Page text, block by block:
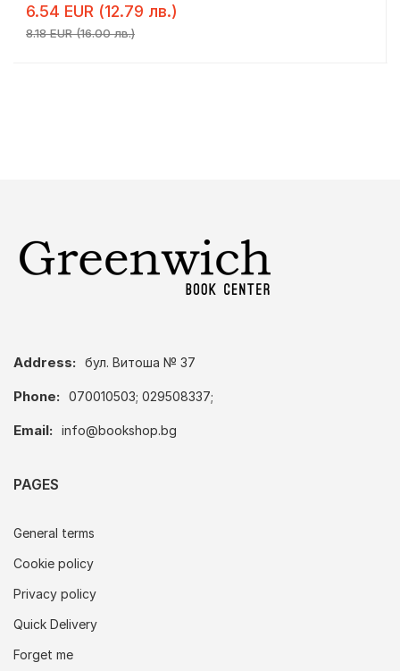
6.54 EUR (12.79 лв.)
8.18 EUR (16.00 лв.)
Address: бул. Витоша № 37
Phone: 070010503; 029508337;
Email: info@bookshop.bg
PAGES
General terms
Cookie policy
Privacy policy
Quick Delivery
Forget me